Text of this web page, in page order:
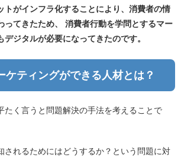
トがインフラ化することにより、消費者の情
ってきたため、 消費者行動を学問とするマー
ジタルが必要になってきたのです。
ケティングができる人材とは？
たく言うと問題解決の手法を考えることで
されるためにはどうするか？という問題に対